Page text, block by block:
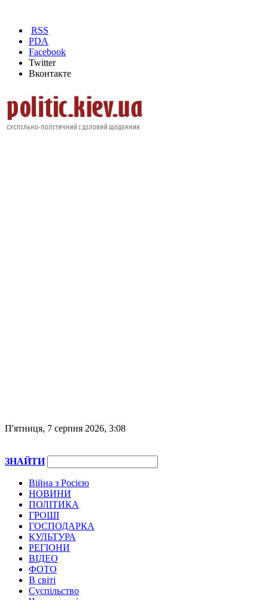
RSS
PDA
Facebook
Twitter
Вконтакте
П'ятниця, 7 серпня 2026, 3:08
ЗНАЙТИ
Війна з Росією
НОВИНИ
ПОЛІТИКА
ГРОШІ
ГОСПОДАРКА
КУЛЬТУРА
РЕГІОНИ
ВІДЕО
ФОТО
В світі
Суспільство